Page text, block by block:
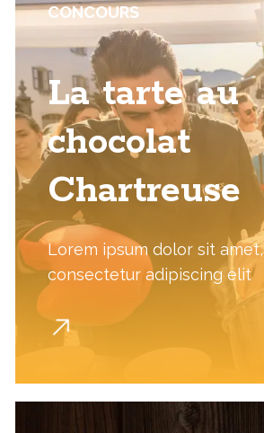
CONCOURS
La tarte au
chocolat
Chartreuse
Lorem ipsum dolor sit amet,
consectetur adipiscing elit